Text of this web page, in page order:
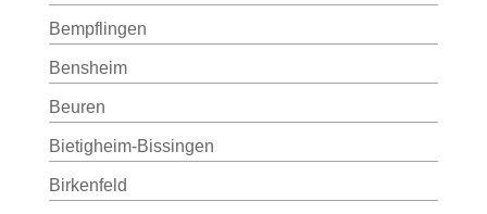
Bempflingen
Bensheim
Beuren
Bietigheim-Bissingen
Birkenfeld